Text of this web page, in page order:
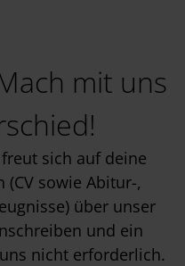
mit uns
sich auf deine
(CV sowie Abitur-,
über unser
und ein
nicht erforderlich.